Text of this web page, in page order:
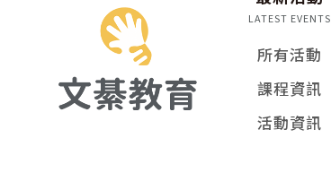
LATEST EVENTS
所有活動
課程資訊
活動資訊